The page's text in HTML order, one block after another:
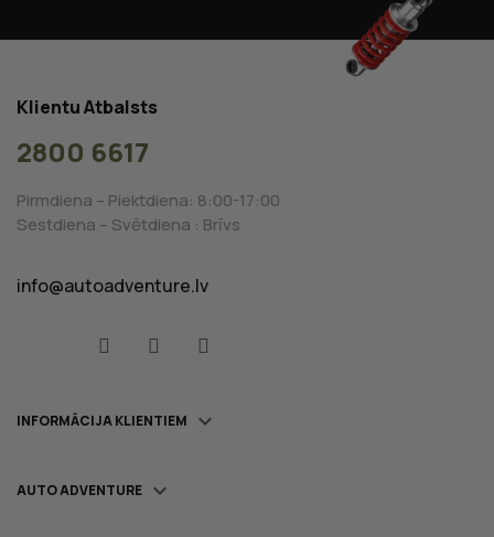
Klientu Atbalsts
2800 6617
Pirmdiena – Piektdiena: 8:00-17:00
Sestdiena – Svētdiena : Brīvs
info@autoadventure.lv
INFORMĀCIJA KLIENTIEM 
AUTO ADVENTURE 
FacebookYouTube